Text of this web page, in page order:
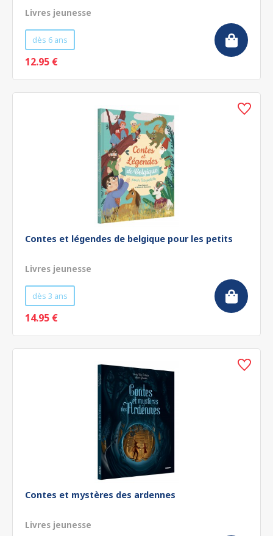
Livres jeunesse
dès 6 ans
12.95 €
Contes et légendes de belgique pour les petits
Livres jeunesse
dès 3 ans
14.95 €
Contes et mystères des ardennes
Livres jeunesse